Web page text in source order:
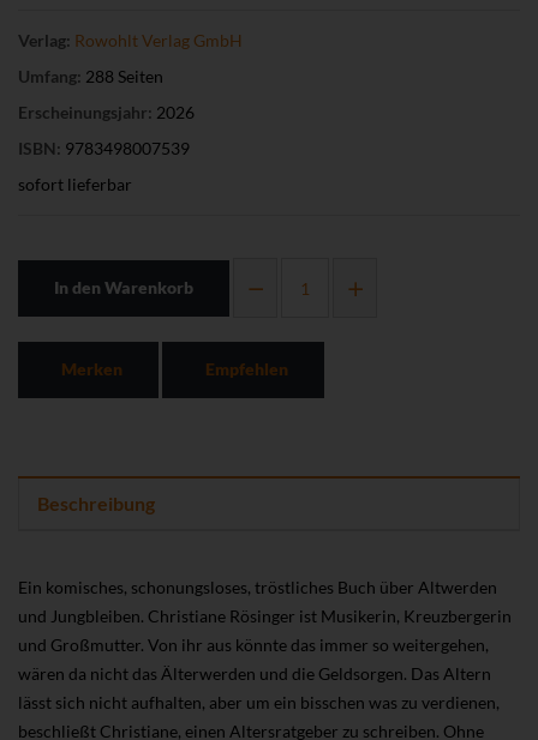
Verlag: Rowohlt Verlag GmbH
Umfang: 288 Seiten
Erscheinungsjahr: 2026
ISBN: 9783498007539
sofort lieferbar
In den Warenkorb
Merken Empfehlen
Beschreibung
Ein komisches, schonungsloses, tröstliches Buch über Altwerden
und Jungbleiben. Christiane Rösinger ist Musikerin, Kreuzbergerin
und Großmutter. Von ihr aus könnte das immer so weitergehen,
wären da nicht das Älterwerden und die Geldsorgen. Das Altern
lässt sich nicht aufhalten, aber um ein bisschen was zu verdienen,
beschließt Christiane, einen Altersratgeber zu schreiben. Ohne